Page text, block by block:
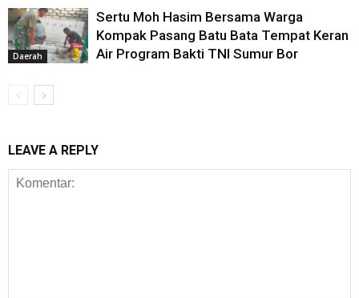
Daerah
Sertu Moh Hasim Bersama Warga
Kompak Pasang Batu Bata Tempat Keran
Air Program Bakti TNI Sumur Bor
LEAVE A REPLY